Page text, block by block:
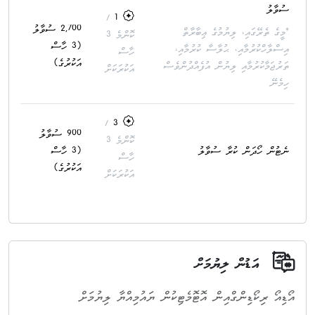
ސުވާލު
*މީގެ ތެރޭގައި، ލިޔުމުގެ ޢިބާރާތް
އިސްލާހްކުރުމާއި، ޙުލާސާ ކުރުމާއި،
ތަރުޖަމާކުރުމާއި ލިޔުން އުފެއްދުންވެސް
ހިމެނޭ
/
ކޮންމެ 3
ހާސް
އަކުރަކަށް
2,700 ސުވާލު
(3 ހާސް
އަކުރުގެ)
ނެޓުން ހޯދަން ކުރާ ސުވާލު
/
ކޮންމެ 3
ހާސް
އަކުރަކަށް
900 ސުވާލު
(3 ހާސް
އަކުރުގެ)
އަޑުން ލިޔުމަށް
އޯޑިއޯ ރިކޯޑިންގްއިން އޮޓޮމެޓިކުން ޔައުމިއްޔާ ލިޔުމަށް